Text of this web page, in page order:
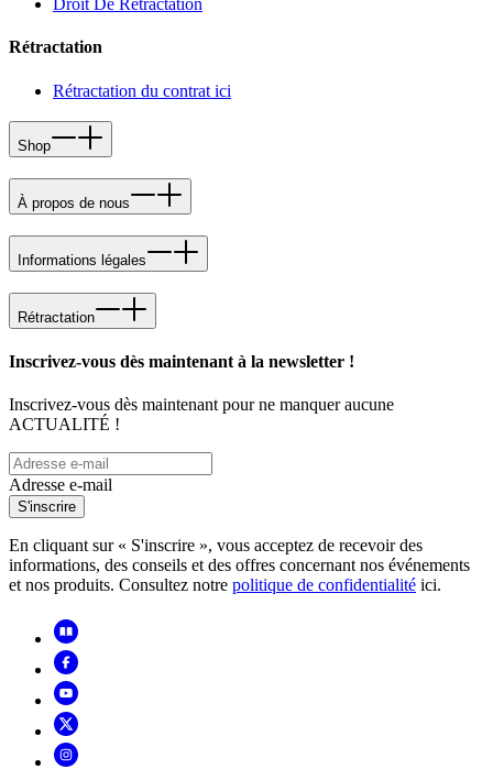
Droit De Retractation
Rétractation
Rétractation du contrat ici
Shop
À propos de nous
Informations légales
Rétractation
Inscrivez-vous dès maintenant à la newsletter !
Inscrivez-vous dès maintenant pour ne manquer aucune
ACTUALITÉ !
Adresse e-mail
S'inscrire
En cliquant sur « S'inscrire », vous acceptez de recevoir des
informations, des conseils et des offres concernant nos événements
et nos produits. Consultez notre politique de confidentialité ici.